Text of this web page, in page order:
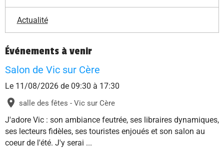
Actualité
Événements à venir
Salon de Vic sur Cère
Le 11/08/2026 de 09:30 à 17:30
salle des fêtes - Vic sur Cère
J'adore Vic : son ambiance feutrée, ses libraires dynamiques,
ses lecteurs fidèles, ses touristes enjoués et son salon au
coeur de l'été. J'y serai ...